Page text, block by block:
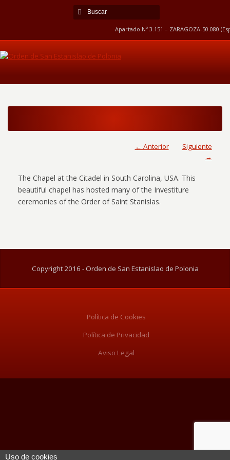
Apartado Nº 3.151 – ZARAGOZA-50.080
← Anterior
Siguiente
→
The Chapel at the Citadel in South Carolina, USA. This
beautiful chapel has hosted many of the Investiture
ceremonies of the Order of Saint Stanislas.
Copyright 2016 - Orden de San Estanislao de Polonia
Política de Cookies
Política de Privacidad
Aviso Legal
Uso de cookies